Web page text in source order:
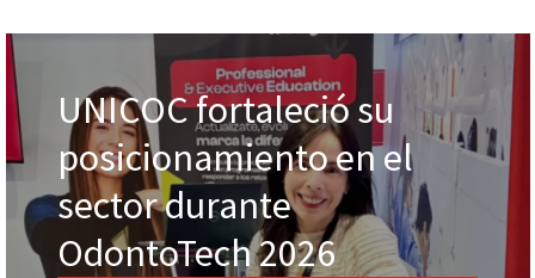
UNICOC fortaleció su
posicionamiento en el
sector durante
OdontoTech 2026